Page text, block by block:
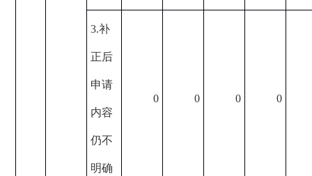
3.补
正后
申请
内容
仍不
明确
0 0 0 0